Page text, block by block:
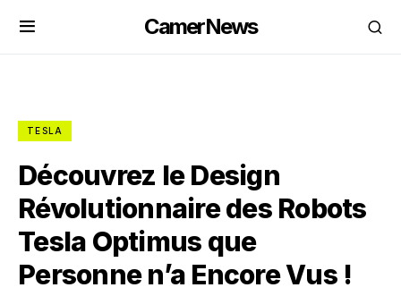
CamerNews
TESLA
Découvrez le Design
Révolutionnaire des Robots
Tesla Optimus que
Personne n’a Encore Vus !